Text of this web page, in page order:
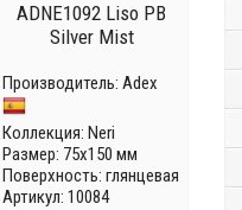
ADNE1092 Liso PB
Silver Mist
Производитель: Adex
Коллекция: Neri
Размер: 75x150 мм
Поверхность: глянцевая
Артикул: 10084